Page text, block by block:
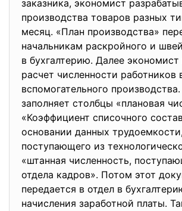
заказника, экономист
производства товаров разных
месяц. «План производства»
начальникам раскройного и
в бухгалтерию. Далее экономист
расчет численности работников
вспомогательного
заполняет столбцы «плановая
«Коэффициент списочного
основании данных
поступающего из
«штанная численность,
отдела кадров». Потом этот
передается в отдел в
начисления заработной платы.